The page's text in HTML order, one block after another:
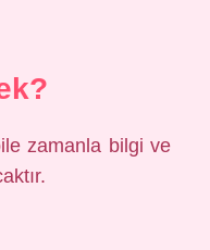
zamanla bilgi ve